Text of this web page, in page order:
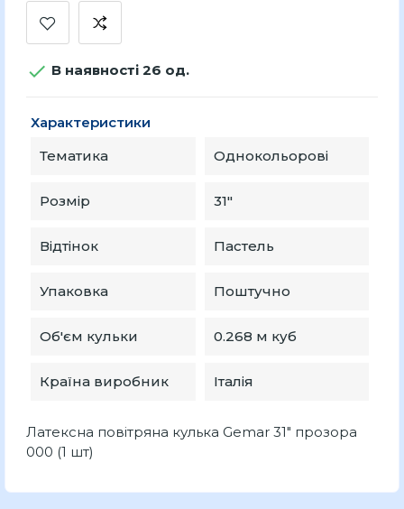
 В наявності 26 од.
Характеристики
Тематика
Однокольорові
Розмір 31"
Відтінок Пастель
Упаковка Поштучно
Об'єм кульки 0.268 м куб
Країна виробник Італія
Латексна повітряна кулька Gemar 31" прозора
000 (1 шт)